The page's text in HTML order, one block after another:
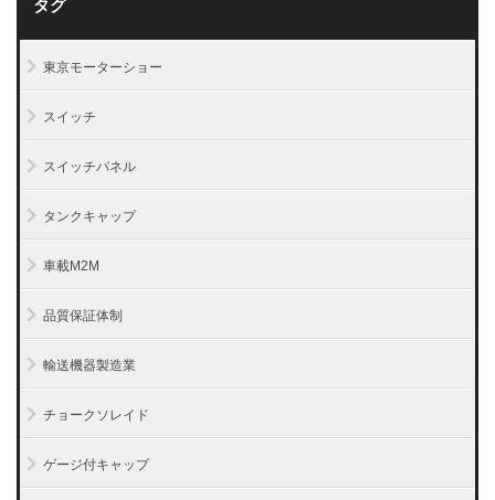
タグ
東京モーターショー
スイッチ
スイッチパネル
タンクキャップ
車載M2M
品質保証体制
輸送機器製造業
チョークソレイド
ゲージ付キャップ